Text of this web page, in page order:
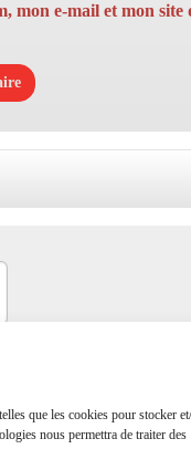
que les cookies pour stocker
nous permettra de traiter des
mon e-mail et mon